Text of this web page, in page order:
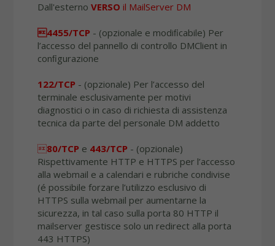
Dall'esterno VERSO il MailServer DM
4455/TCP - (opzionale e modiﬁcabile) Per
l’accesso del pannello di controllo DMClient in
conﬁgurazione
122/TCP - (opzionale) Per l’accesso del
terminale esclusivamente per motivi
diagnostici o in caso di richiesta di assistenza
tecnica da parte del personale DM addetto
80/TCP e 443/TCP - (opzionale)
Rispettivamente HTTP e HTTPS per l’accesso
alla webmail e a calendari e rubriche condivise
(é possibile forzare l’utilizzo esclusivo di
HTTPS sulla webmail per aumentarne la
sicurezza, in tal caso sulla porta 80 HTTP il
mailserver gestisce solo un redirect alla porta
443 HTTPS)